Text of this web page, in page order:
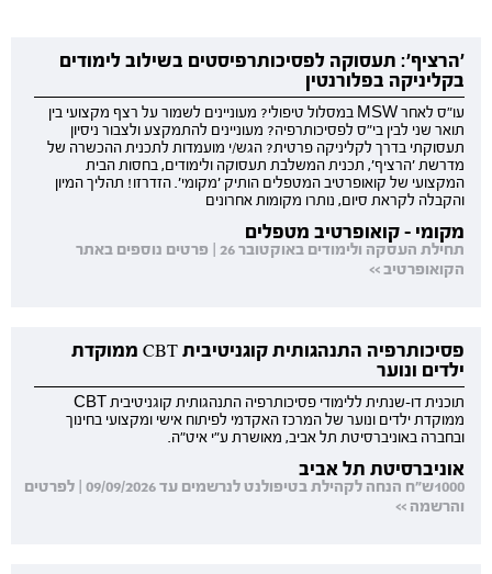
'הרציף': תעסוקה לפסיכותרפיסטים בשילוב לימודים
בקליניקה בפלורנטין
עו"ס לאחר MSW במסלול טיפולי? מעוניינים לשמור על רצף מקצועי בין
תואר שני לבין בי"ס לפסיכותרפיה? מעוניינים להתמקצע ולצבור ניסיון
תעסוקתי בדרך לקליניקה פרטית? הגש/י מועמדות לתכנית ההכשרה של
מדרשת 'הרציף', תכנית המשלבת תעסוקה ולימודים, בחסות הבית
המקצועי של קואופרטיב המטפלים הותיק 'מקומי'. הזדרזו! תהליך המיון
והקבלה לקראת סיום, נותרו מקומות אחרונים
מקומי - קואופרטיב מטפלים
תחילת העסקה ולימודים באוקטובר 26 | פרטים נוספים באתר
הקואופרטיב >>
פסיכותרפיה התנהגותית קוגניטיבית CBT ממוקדת
ילדים ונוער
תוכנית דו-שנתית ללימודי פסיכותרפיה התנהגותית קוגניטיבית CBT
ממוקדת ילדים ונוער של המרכז האקדמי לפיתוח אישי ומקצועי בחינוך
ובחברה באוניברסיטת תל אביב, מאושרת ע"י איט"ה.
אוניברסיטת תל אביב
1000ש"ח הנחה לקהילת בטיפולנט לנרשמים עד 09/09/2026 | לפרטים
והרשמה >>